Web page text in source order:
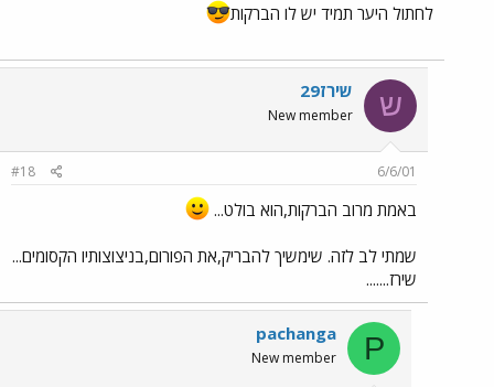
לחתול היער תמיד יש לו הברקות
ש שירז29
New member
6/6/01
#18
באמת מרוב הברקות,הוא בולט...
שמתי לב לזה. שימשיך להבריק,את הפורום,בניצוצותיו הקסומים...
שירז.......
P
pachanga
New member